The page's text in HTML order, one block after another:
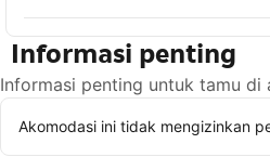
Informasi penting
Informasi penting untuk tamu di
Akomodasi ini tidak mengizinkan